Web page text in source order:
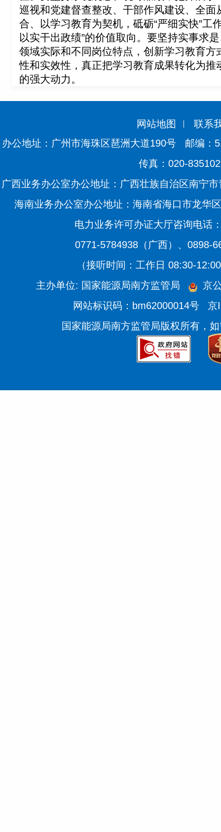
巡视和党建督查整改、干部作风建设、全面
合、以学习教育为契机，砥砺“严细实快”工
以实干出政绩”的价值取向。 要坚持实事求
领域实际和不同岗位特点，创新学习教育
性和实效性，真正把学习教育成果转化为推
的强大动力。
网站地图
联系
办公地址：广州市海珠区琶洲大道190号
邮编：
传真：020-
广西业务办公室办公地址：广西壮族自治区南宁
海南业务办公室办公地址：海南省海口市龙华
电力业务许可办证大厅咨询电话
0771-5784938（广西）、0898-
（接听时间：工作日 08:30-
主办单位: 国家能源局南方监管局
京
网站标识码：bm62000014号
京
国家能源局南方监管局版权所有，